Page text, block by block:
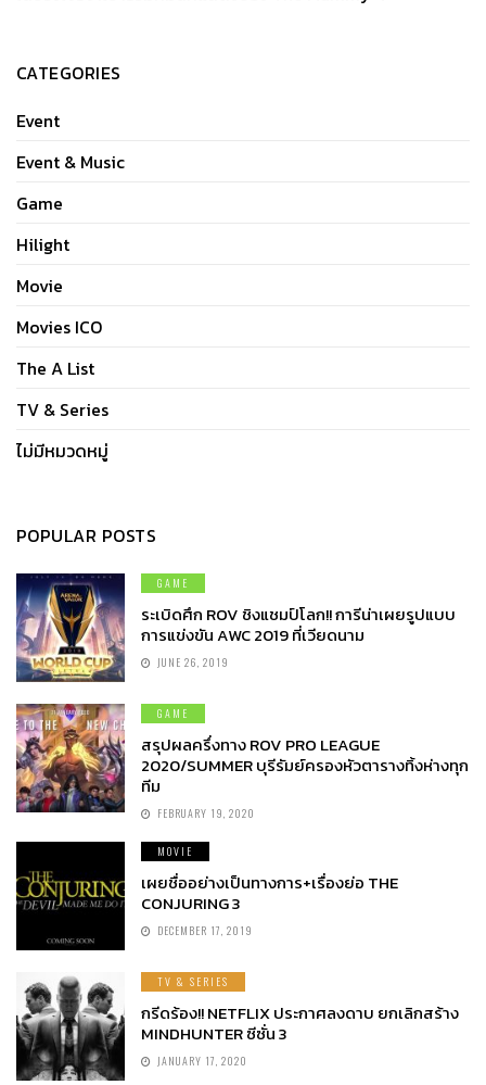
CATEGORIES
Event
Event & Music
Game
Hilight
Movie
Movies ICO
The A List
TV & Series
ไม่มีหมวดหมู่
POPULAR POSTS
GAME
ระเบิดศึก ROV ชิงแชมป์โลก!! การีน่าเผยรูปแบบ
การแข่งขัน AWC 2019 ที่เวียดนาม
JUNE 26, 2019
GAME
สรุปผลครึ่งทาง ROV PRO LEAGUE
2020/SUMMER บุรีรัมย์ครองหัวตารางทิ้งห่างทุก
ทีม
FEBRUARY 19, 2020
MOVIE
เผยชื่ออย่างเป็นทางการ+เรื่องย่อ THE
CONJURING 3
DECEMBER 17, 2019
TV & SERIES
กรีดร้อง!! NETFLIX ประกาศลงดาบ ยกเลิกสร้าง
MINDHUNTER ซีซั่น 3
JANUARY 17, 2020